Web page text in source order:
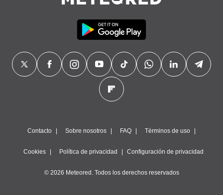
Contacto Sobre nosotros FAQ Términos de uso
Cookies Política de privacidad Configuración de privacidad
© 2026 Meteored. Todos los derechos reservados